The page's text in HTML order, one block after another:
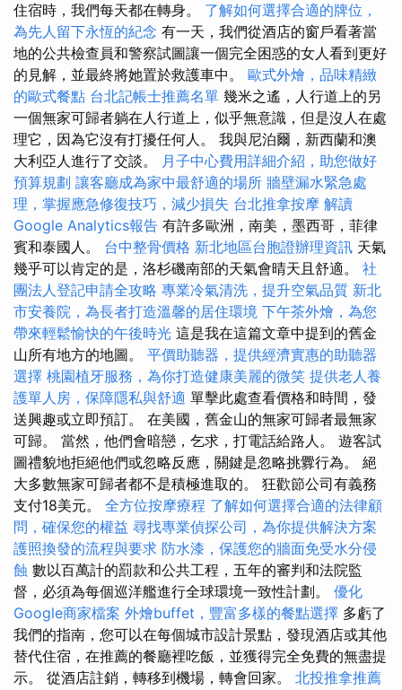
住宿時，我們每天都在轉身。 了解如何選擇合適的牌位，
為先人留下永恆的紀念 有一天，我們從酒店的窗戶看著當
地的公共檢查員和警察試圖讓一個完全困惑的女人看到更好
的見解，並最終將她置於救護車中。 歐式外燴，品味精緻
的歐式餐點 台北記帳士推薦名單 幾米之遙，人行道上的另
一個無家可歸者躺在人行道上，似乎無意識，但是沒人在處
理它，因為它沒有打擾任何人。 我與尼泊爾，新西蘭和澳
大利亞人進行了交談。 月子中心費用詳細介紹，助您做好
預算規劃 讓客廳成為家中最舒適的場所 牆壁漏水緊急處
理，掌握應急修復技巧，減少損失 台北推拿按摩 解讀
Google Analytics報告 有許多歐洲，南美，墨西哥，菲律
賓和泰國人。 台中整骨價格 新北地區台胞證辦理資訊 天氣
幾乎可以肯定的是，洛杉磯南部的天氣會晴天且舒適。 社
團法人登記申請全攻略 專業冷氣清洗，提升空氣品質 新北
市安養院，為長者打造溫馨的居住環境 下午茶外燴，為您
帶來輕鬆愉快的午後時光 這是我在這篇文章中提到的舊金
山所有地方的地圖。 平價助聽器，提供經濟實惠的助聽器
選擇 桃園植牙服務，為你打造健康美麗的微笑 提供老人養
護單人房，保障隱私與舒適 單擊此處查看價格和時間，發
送興趣或立即預訂。 在美國，舊金山的無家可歸者最無家
可歸。 當然，他們會暗戀，乞求，打電話給路人。 遊客試
圖禮貌地拒絕他們或忽略反應，關鍵是忽略挑釁行為。 絕
大多數無家可歸者都不是積極進取的。 狂歡節公司有義務
支付18美元。 全方位按摩療程 了解如何選擇合適的法律顧
問，確保您的權益 尋找專業偵探公司，為你提供解決方案
護照換發的流程與要求 防水漆，保護您的牆面免受水分侵
蝕 數以百萬計的罰款和公共工程，五年的審判和法院監
督，必須為每個巡洋艦進行全球環境一致性計劃。 優化
Google商家檔案 外燴buffet，豐富多樣的餐點選擇 多虧了
我們的指南，您可以在每個城市設計景點，發現酒店或其他
替代住宿，在推薦的餐廳裡吃飯，並獲得完全免費的無盡提
示。 從酒店註銷，轉移到機場，轉會回家。 北投推拿推薦